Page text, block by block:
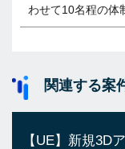
わせて10名程の体
関連する案
【UE】新規3D